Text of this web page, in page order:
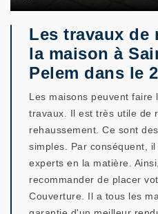
Les travaux de
la maison à
Pelem dans le
Les maisons peuvent
travaux. Il est très utile de
rehaussement. Ce sont
simples. Par conséquent,
experts en la matière.
recommander de placer
Couverture. Il a tous les